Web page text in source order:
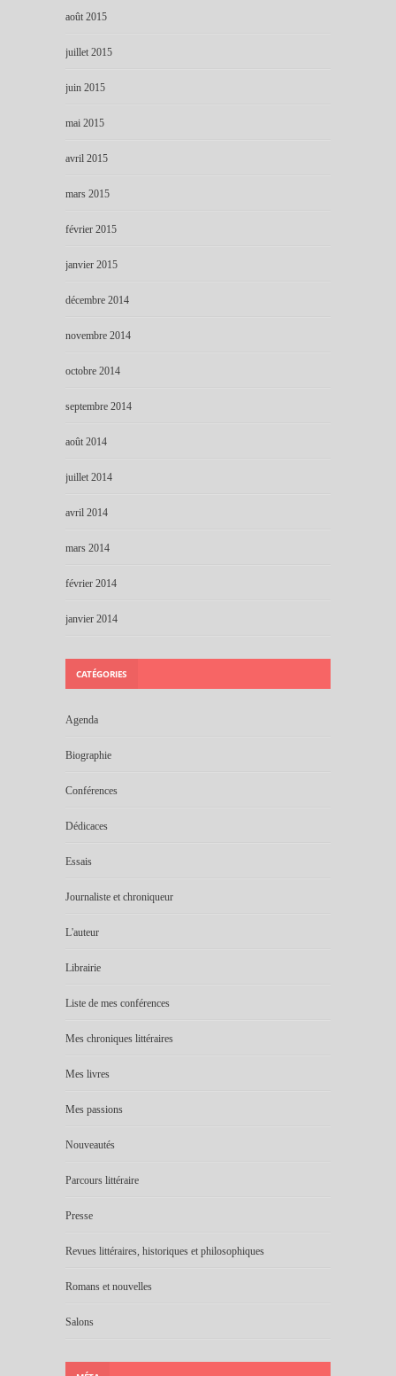
août 2015
juillet 2015
juin 2015
mai 2015
avril 2015
mars 2015
février 2015
janvier 2015
décembre 2014
novembre 2014
octobre 2014
septembre 2014
août 2014
juillet 2014
avril 2014
mars 2014
février 2014
janvier 2014
CATÉGORIES
Agenda
Biographie
Conférences
Dédicaces
Essais
Journaliste et chroniqueur
L'auteur
Librairie
Liste de mes conférences
Mes chroniques littéraires
Mes livres
Mes passions
Nouveautés
Parcours littéraire
Presse
Revues littéraires, historiques et philosophiques
Romans et nouvelles
Salons